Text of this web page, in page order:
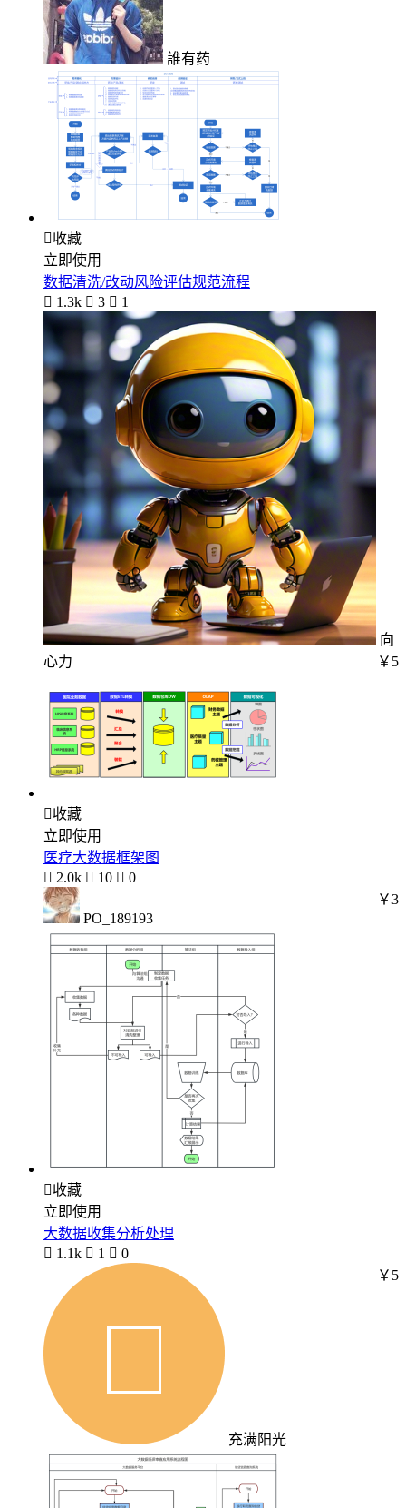
誰有药
收藏
立即使用
数据清洗/改动风险评估规范流程
 1.3k  3  1
向
心力
￥5
收藏
立即使用
医疗大数据框架图
 2.0k  10  0
PO_189193
￥3
收藏
立即使用
大数据收集分析处理
 1.1k  1  0
充满阳光
￥5